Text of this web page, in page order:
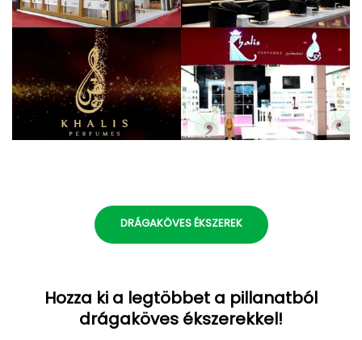
DRÁGAKÖVES ÉKSZEREK
Hozza ki a legtöbbet a pillanatból
drágaköves ékszerekkel!